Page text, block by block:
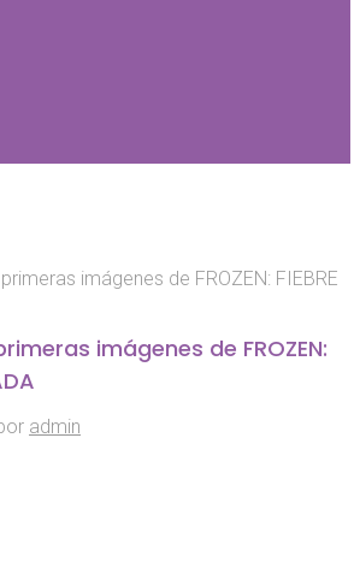
imágenes de FROZEN: FIEBRE
imágenes de FROZEN:
admin